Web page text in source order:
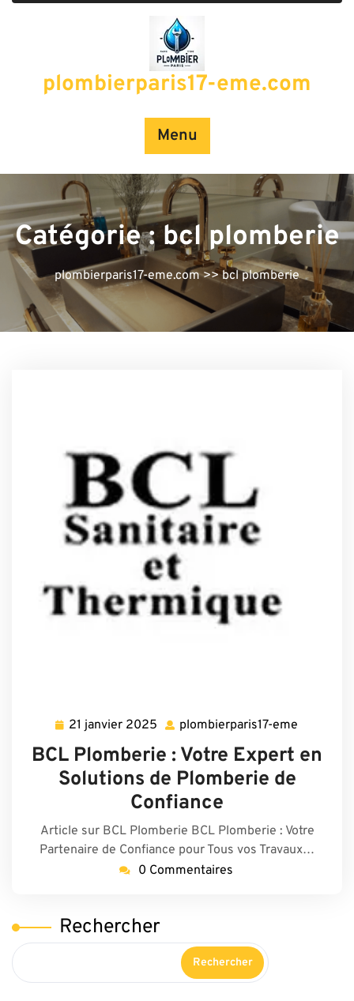
plombierparis17-eme.com
Menu
Catégorie :bcl plomberie
plombierparis17-eme.com>>bcl plomberie
21 janvier 2025 21
janvier
2025
plombierparis17-eme
BCL Plomberie : Votre Expert en
Solutions de Plomberie de
Confiance
Article sur BCL Plomberie BCL Plomberie : Votre
Partenaire de Confiance pour Tous vos Travaux…
0 Commentaires
Rechercher
Rechercher